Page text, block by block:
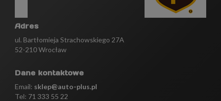
Adres
ul. Bartłomieja Strachowskiego 27A
52-210 Wrocław
Dane kontaktowe
Email: sklep@auto-plus.pl
Tel: 71 333 55 22